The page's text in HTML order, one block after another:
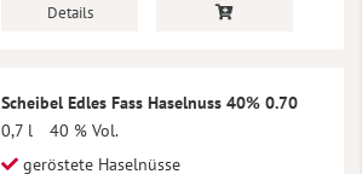
Details
Scheibel Edles Fass Haselnuss 40% 0.70
0,7 l
40 % Vol.
geröstete Haselnüsse